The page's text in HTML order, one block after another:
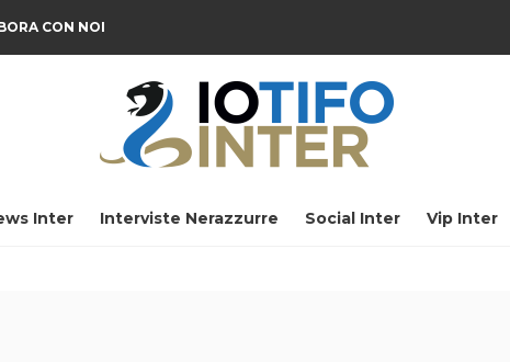
CON NOI
Inter Interviste Nerazzurre Social Inter Vip Inter